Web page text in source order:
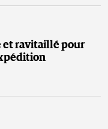
et ravitaillé pour